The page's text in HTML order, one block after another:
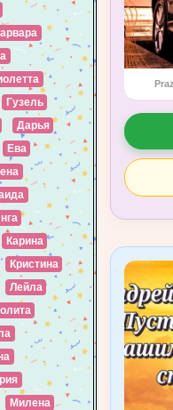
Гузель
Дарья
Ева
Карина
Кристина
Лейла
Милена